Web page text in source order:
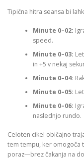
Tipična hitra seansa bi
Minute 0–02:
speed.
Minute 0–03:
in +5 v nekaj
Minute 0–04:
Minute 0–05:
Minute 0–06:
naslednjo rundo.
Celoten cikel običajno
tem tempu, ker omogoča
poraz—brez čakanja na